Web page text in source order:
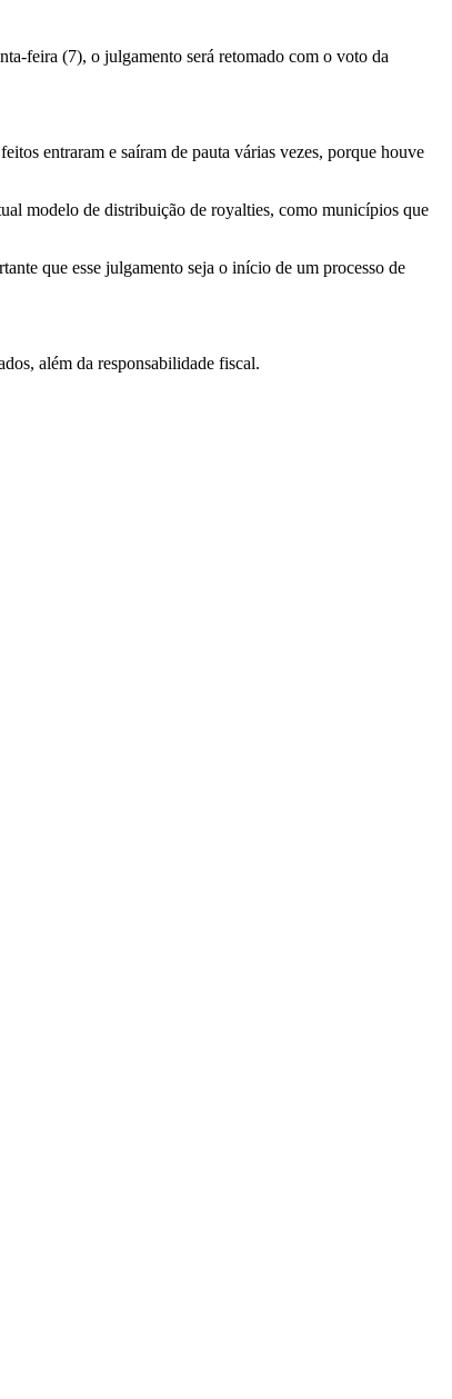
feira (7), o julgamento será retomado com o voto da
entraram e saíram de pauta várias vezes, porque houve
modelo de distribuição de royalties, como municípios que
que esse julgamento seja o início de um processo de
além da responsabilidade fiscal.